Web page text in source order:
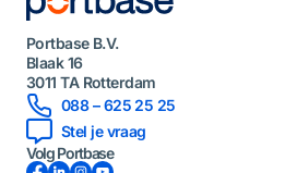
Portbase B.V.
Blaak 16
3011 TA Rotterdam
088 – 625 25 25
Stel je vraag
Volg Portbase